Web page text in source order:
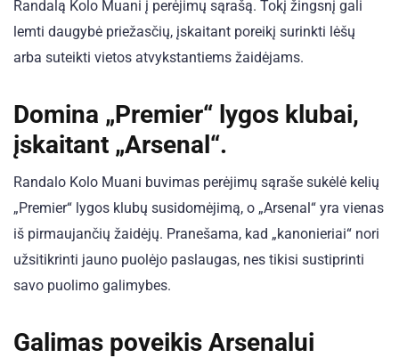
Randalą Kolo Muani į perėjimų sąrašą. Tokį žingsnį gali
lemti daugybė priežasčių, įskaitant poreikį surinkti lėšų
arba suteikti vietos atvykstantiems žaidėjams.
Domina „Premier“ lygos klubai,
įskaitant „Arsenal“.
Randalo Kolo Muani buvimas perėjimų sąraše sukėlė kelių
„Premier“ lygos klubų susidomėjimą, o „Arsenal“ yra vienas
iš pirmaujančių žaidėjų. Pranešama, kad „kanonieriai“ nori
užsitikrinti jauno puolėjo paslaugas, nes tikisi sustiprinti
savo puolimo galimybes.
Galimas poveikis Arsenalui